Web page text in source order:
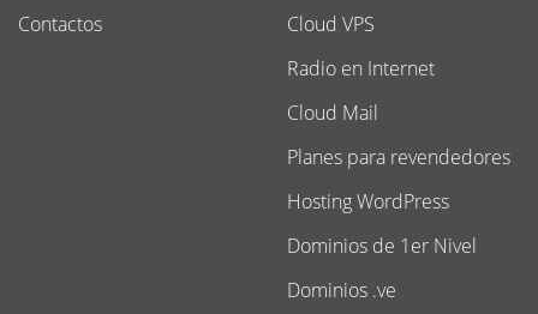
Contactos
Cloud VPS
Radio en Internet
Cloud Mail
Planes para revendedores
Hosting WordPress
Dominios de 1er Nivel
Dominios .ve